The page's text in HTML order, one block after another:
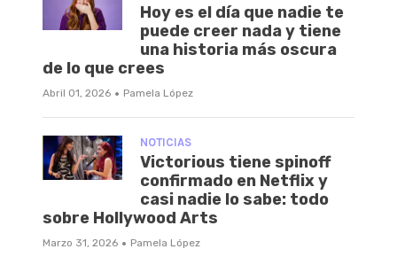
Hoy es el día que nadie te
puede creer nada y tiene
una historia más oscura
de lo que crees
Abril 01, 2026 · Pamela López
NOTICIAS
Victorious tiene spinoff
confirmado en Netflix y
casi nadie lo sabe: todo
sobre Hollywood Arts
Marzo 31, 2026 · Pamela López